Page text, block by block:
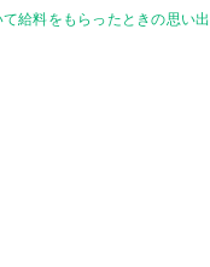
給料をもらったときの思い出